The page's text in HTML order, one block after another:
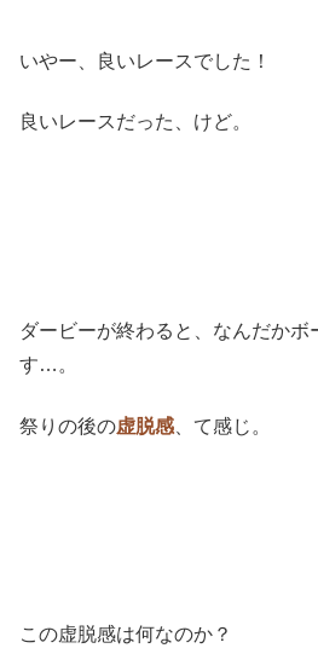
いやー、良いレースでした！
良いレースだった、けど。
ダービーが終わると、なんだかボ
す…。
祭りの後の虚脱感 、て感じ。
この虚脱感は何なのか？